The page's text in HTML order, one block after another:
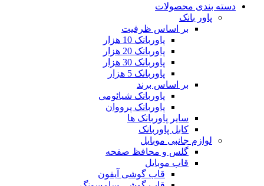
دسته بندی محصولات
پاور بانک
بر اساس ظرفیت
پاوربانک 10 هزار
پاوربانک 20 هزار
پاوربانک 30 هزار
پاوربانک 5 هزار
بر اساس برند
پاوربانک شیائومی
پاوربانک پرووان
سایر پاوربانک ها
کابل پاوربانک
لوازم جانبی موبایل
گلس و محافظ صفحه
قاب موبایل
قاب گوشی آیفون